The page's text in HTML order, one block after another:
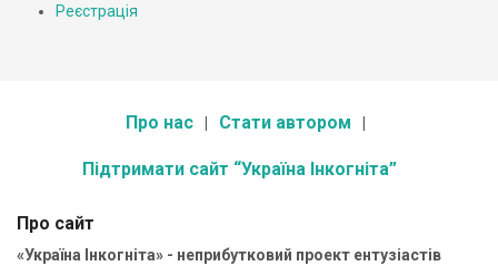
Реєстрація
Про нас Стати автором
Підтримати сайт “Україна Інкогніта”
Про сайт
«Україна Інкогніта» - неприбутковий проект ентузіастів